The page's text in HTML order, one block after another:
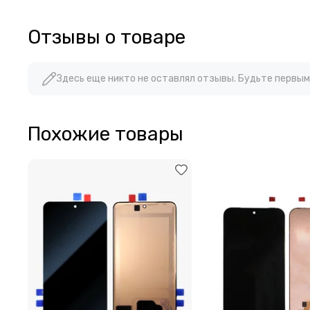
Отзывы о товаре
Здесь еще никто не оставлял отзывы. Будьте
Похожие товары